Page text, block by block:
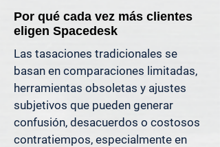
para la venta de una propiedad,
dividiendo bienes en un divorcio,
protestando sus impuestos o
simplemente quiera saber cuánto
capital tiene, ofrecemos tasaciones
claras y justificables que le ayudan a
evitar costosos errores y a avanzar con
confianza.
Por qué cada vez más clientes
eligen Spacedesk
Las tasaciones tradicionales se
basan en comparaciones limitadas,
herramientas obsoletas y ajustes
subjetivos que pueden generar
confusión, desacuerdos o costosos
contratiempos, especialmente en